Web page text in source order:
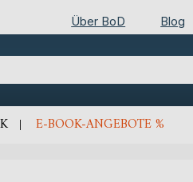
Über BoD Blog
E-BOOK-ANGEBOTE %